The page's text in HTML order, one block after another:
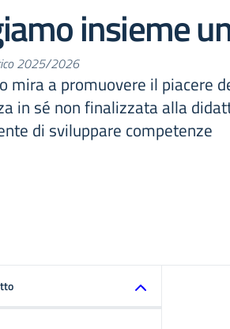
insieme
2025/2026
mira a promuovere il piacere
in sé non finalizzata alla
di sviluppare competenze